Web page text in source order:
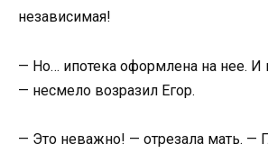
независимая!
— Но… ипотека оформлена на нее. И
— несмело возразил Егор.
— Это неважно! — отрезала мать. —